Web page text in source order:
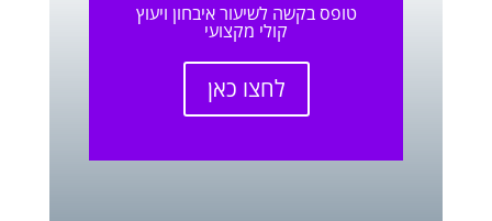
טופס בקשה לשיעור איבחון ויעוץ
קולי מקצועי
לחצו כאן